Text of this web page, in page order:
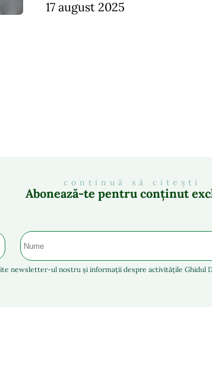
17 august 2025
continuă să citești
Abonează-te pentru conținut
newsletter-ul nostru și informații despre activitățile Ghidul